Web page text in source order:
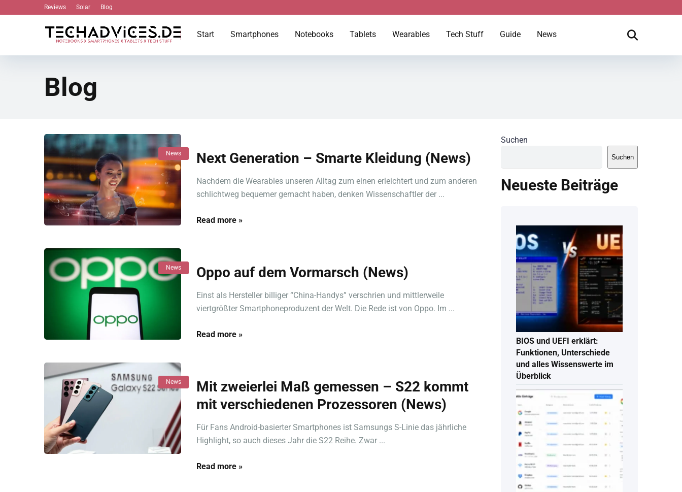
Reviews Solar Blog
Start Smartphones Notebooks Tablets Wearables Tech Stuff Guide News
Blog
News Next Generation – Smarte Kleidung (News)
Nachdem die Wearables unseren Alltag zum einen erleichtert und zum anderen
schlichtweg bequemer gemacht haben, denken Wissenschaftler der ...
Read more »
News Oppo auf dem Vormarsch (News)
Einst als Hersteller billiger “China-Handys” verschrien und mittlerweile
viertgrößter Smartphoneproduzent der Welt. Die Rede ist von Oppo. Im ...
Read more »
News
Mit zweierlei Maß gemessen – S22 kommt
mit verschiedenen Prozessoren (News)
Für Fans Android-basierter Smartphones ist Samsungs S-Linie das jährliche
Highlight, so auch dieses Jahr die S22 Reihe. Zwar ...
Read more »
Suchen
Suchen
Neueste Beiträge
BIOS und UEFI erklärt:
Funktionen, Unterschiede
und alles Wissenswerte im
Überblick